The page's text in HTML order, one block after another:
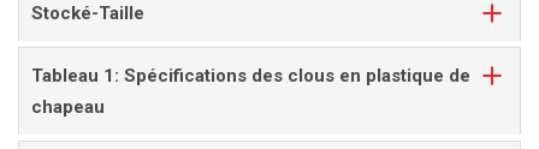
Stocké-Taille
Tableau 1: Spécifications des clous en plastique de
chapeau